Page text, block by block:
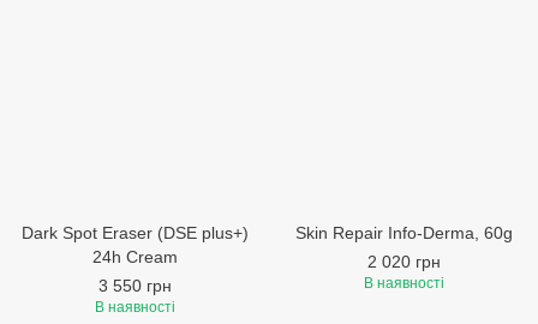
Dark Spot Eraser (DSE plus+)
24h Cream
3 550 грн
В наявності
Skin Repair Info-Derma, 60g
2 020 грн
В наявності